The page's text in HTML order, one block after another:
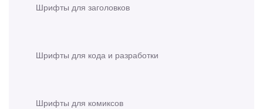
Шрифты для заголовков
Шрифты для кода и разработки
Шрифты для комиксов